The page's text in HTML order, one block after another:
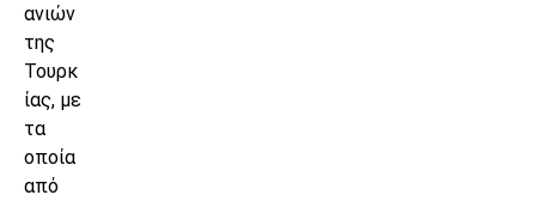
ανιών
της
Τουρκ
ίας, με
τα
οποία
από